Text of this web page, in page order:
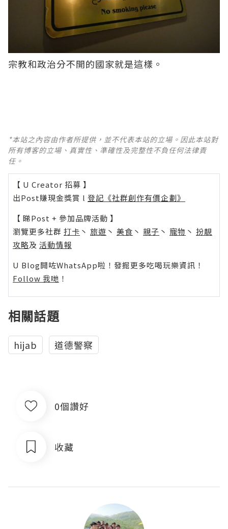
宗教和政治分不開的國家就是這樣。
*本站之內容由作者所提供，並不代表本站的立場。因此本站對
所有博客的立場、真實性、準確性及完整性不負任何法律責
任。
【 U Creator 招募 】
出Post賺現金獎賞 l 登記《社群創作有價企劃》
【 睇Post + 參加品牌活動 】
瀏覽更多社群 打卡 丶 旅遊 丶 美食 丶 親子 丶 寵物 丶 扮靚
攻略及 活動情報
U Blog開咗WhatsApp啦！發掘更多吃喝玩樂資訊！
Follow 我哋 ！
相關話題
hijab 道德警察
0個讚好
收藏